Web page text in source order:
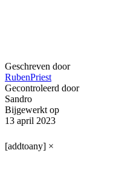
Geschreven door
RubenPriest
Gecontroleerd door
Sandro
Bijgewerkt op
13 april 2023
[addtoany] ×